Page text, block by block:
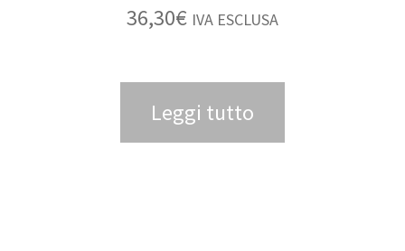
36,30€ IVA ESCLUSA
Leggi tutto